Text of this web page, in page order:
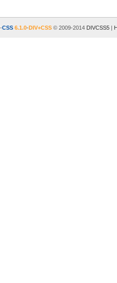
-CSS 6.1.0-DIV+CSS© 2009-2014 DIVCSS5|